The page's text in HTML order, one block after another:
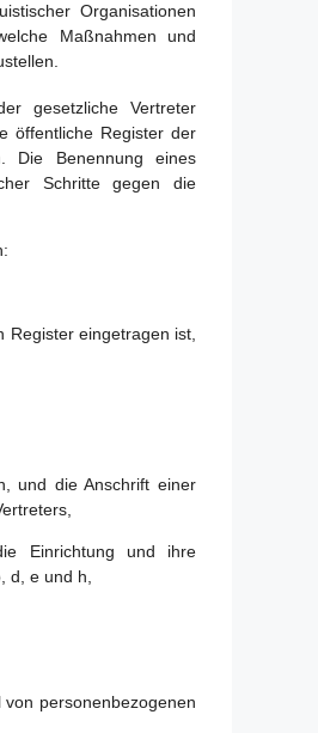
Organisationen
Maßnahmen und
gesetzliche Vertreter
öffentliche Register der
Die Benennung eines
Schritte gegen die
Register eingetragen ist,
und die Anschrift einer
Einrichtung und ihre
d, e und h,
personenbezogenen